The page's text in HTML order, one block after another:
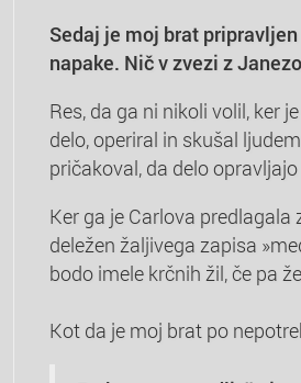
Sedaj je moj brat
napake. Nič v zvezi z
Res, da ga ni nikoli volil, ker
delo, operiral in skušal
pričakoval, da delo
Ker ga je Carlova
deležen žaljivega zapisa
bodo imele krčnih žil, če pa
Kot da je moj brat po